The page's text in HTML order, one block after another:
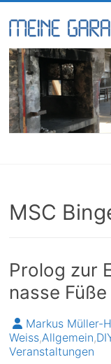
to
content
Meine
Garage
MSC
Prolog zur
nasse Füße
Markus Müller-
Weiss,Allgemein,
Veranstaltungen